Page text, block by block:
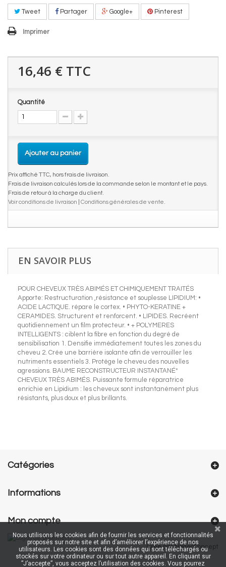
Tweet Partager Google+ Pinterest
Imprimer
16,46 € TTC
Quantité
Ajouter au panier
Prix affiché TTC, hors frais de livraison.
Frais de livraison calculés lors de la commande selon le montant et le pays.
Frais de retour à la charge du client.
Voir conditions de livraison
Conditions générales de vente
EN SAVOIR PLUS
POUR CHEVEUX TRÈS ABIMÉS ET CHIMIQUEMENT TRAITÉS
Apporte: Restructuration ,résistance et souplesse LIPIDIUM: •
ACIDE LACTIQUE. répare le cortex. • PHYTO-KERATINE +
CERAMIDES. Structurent et renforcent. • LIPIDES. Recréent
quotidiennement un film protecteur. • + POLYMERES
INTELLIGENTS : ciblent la fibre en fonction du degré de
sensibilisation 1. Densifie immédiatement toutes les zones du
cheveu 2. Crée une barrière isolante afin de verrouiller les
nutriments essentiels 3. Protège le cheveu des nouvelles
agressions. BAUME RECONSTRUCTEUR INSTANTANÉ*
CHEVEUX TRÈS ABIMÉS. Puissante formule réparatrice
enrichie en Lipidium : les cheveux sont instantanément plus
résistants, plus doux et plus brillants.
Catégories
Informations
Mon compte
Créé par NageoConcept
Nous utilisons les cookies afin de fournir les services et fonctionnalités
proposés sur notre site et afin d’améliorer l’expérience de nos
utilisateurs. Les cookies sont des données qui sont téléchargés ou
stockés sur votre ordinateur ou sur tout autre appareil. En cliquant sur
”J’accepte”, vous acceptez l’utilisation des cookies. Vous pourrez